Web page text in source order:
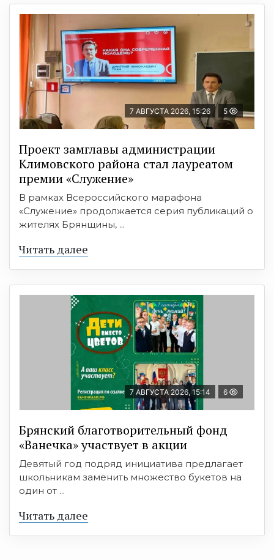
7 АВГУСТА 2026, 15:26 5
Проект замглавы администрации
Климовского района стал лауреатом
премии «Служение»
В рамках Всероссийского марафона
«Служение» продолжается серия публикаций о
жителях Брянщины, ...
Читать далее
7 АВГУСТА 2026, 15:14 6
Брянский благотворительный фонд
«Ванечка» участвует в акции
Девятый год подряд инициатива предлагает
школьникам заменить множество букетов на
один от ...
Читать далее